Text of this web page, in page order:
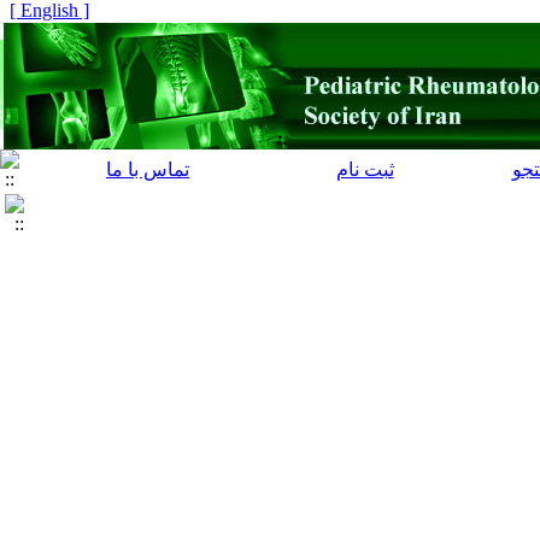
[ English ]
ثبت نام تماس با ما